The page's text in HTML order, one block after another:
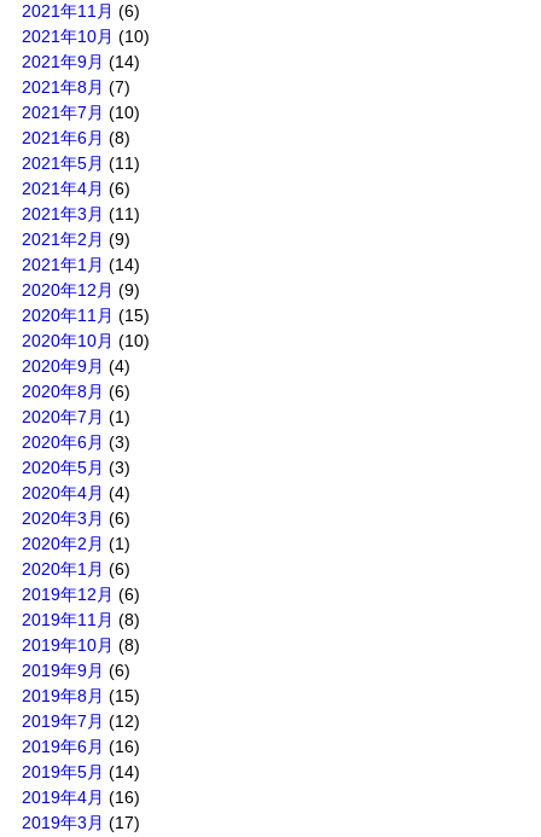
2021年11月 (6)
2021年10月 (10)
2021年9月 (14)
2021年8月 (7)
2021年7月 (10)
2021年6月 (8)
2021年5月 (11)
2021年4月 (6)
2021年3月 (11)
2021年2月 (9)
2021年1月 (14)
2020年12月 (9)
2020年11月 (15)
2020年10月 (10)
2020年9月 (4)
2020年8月 (6)
2020年7月 (1)
2020年6月 (3)
2020年5月 (3)
2020年4月 (4)
2020年3月 (6)
2020年2月 (1)
2020年1月 (6)
2019年12月 (6)
2019年11月 (8)
2019年10月 (8)
2019年9月 (6)
2019年8月 (15)
2019年7月 (12)
2019年6月 (16)
2019年5月 (14)
2019年4月 (16)
2019年3月 (17)